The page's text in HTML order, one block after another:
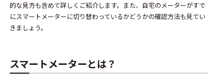
的な見方も含めて詳しくご紹介します。また、自宅のメーターがすで
にスマートメーターに切り替わっているかどうかの確認方法も見てい
きましょう。
スマートメーターとは？